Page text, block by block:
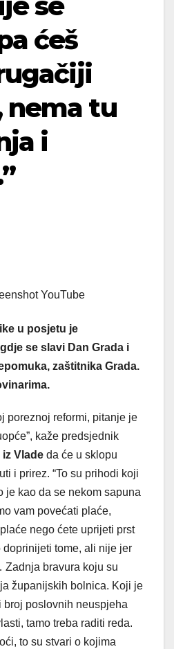
ćeš
tu
i
YouTube
u posjetu je
se slavi Dan Grada i
zaštitnika Grada.
poreznoj reformi, pitanje je
kaže predsjednik
iz Vlade da će u sklopu
i prirez. “To su prihodi koji
je kao da se nekom sapuna
vam povećati plaće,
nego ćete uprijeti prst
doprinijeti tome, ali nije jer
bravura koju su
županijskih bolnica. Koji je
poslovnih neuspjeha
tamo treba raditi reda.
to su stvari o kojima